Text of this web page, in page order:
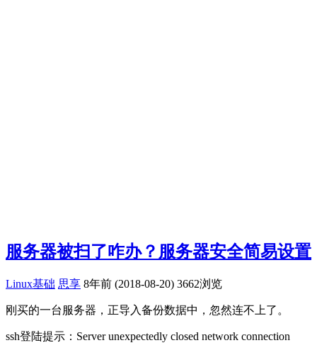
服务器被扫了咋办？服务器安全简易设置
Linux基础 思享 8年前 (2018-08-20) 3662浏览
刚买的一台服务器，正导入备份数据中，忽然连不上了。
ssh登陆提示：Server unexpectedly closed network connection